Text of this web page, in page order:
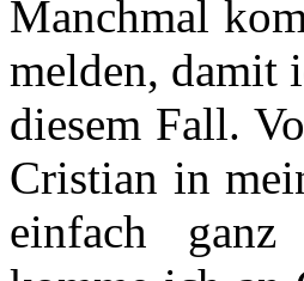
Manchmal
melden, damit
diesem Fall.
Cristian in
einfach